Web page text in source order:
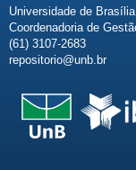
Universidade de
Coordenadoria de
(61) 3107-2683
repositorio@unb.br